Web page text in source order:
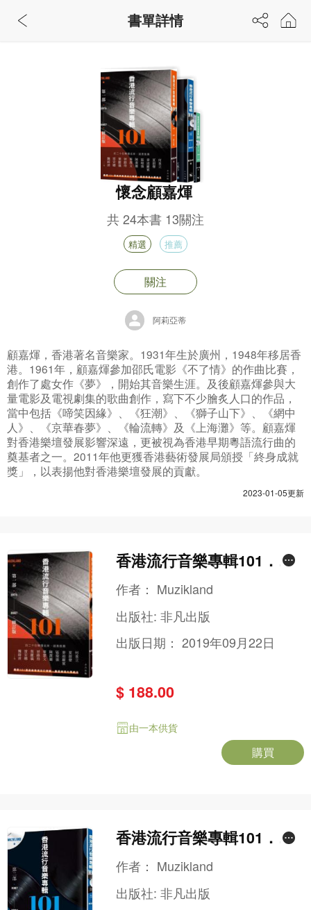
懷念顧嘉煇
共24本書 13關注
精選 推薦
關注
阿莉亞蒂
顧嘉煇，香港著名音樂家。1931年生於廣州，1948年移居香
港。1961年，顧嘉煇參加邵氏電影《不了情》的作曲比賽，
創作了處女作《夢》，開始其音樂生涯。及後顧嘉煇參與大
量電影及電視劇集的歌曲創作，寫下不少膾炙人口的作品，
當中包括《啼笑因緣》、《狂潮》、《獅子山下》、《網中
人》、《京華春夢》、《輪流轉》及《上海灘》等。顧嘉煇
對香港樂壇發展影響深遠，更被視為香港早期粵語流行曲的
奠基者之一。2011年他更獲香港藝術發展局頒授「終身成就
獎」，以表揚他對香港樂壇發展的貢獻。
2023-01-05更新
香港流行音樂專輯101．第
一部（修訂版）
作者： Muzikland
出版社:非凡出版
出版日期：2019年09月22日
$ 188.00
由一本供貨
購買
香港流行音樂專輯101．第
二部（1987-1990）
作者： Muzikland
出版社:非凡出版
書單詳情